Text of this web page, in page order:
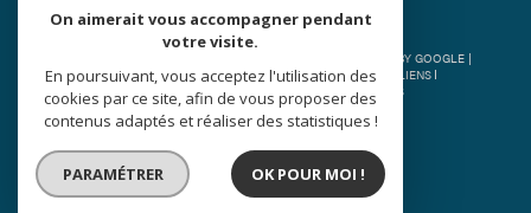
© 2026 | TOUS DROITS RÉSERVÉS | TRADUCTION POWERED BY GOOGLE |
PLAN DU SITE
MENTIONS LÉGALES ADMIN
NOS LIENS
NOS HONORAIRES
COOKIES
On aimerait vous accompagner pendant
votre visite.
En poursuivant, vous acceptez l'utilisation des
cookies par ce site, afin de vous proposer des
contenus adaptés et réaliser des statistiques !
PARAMÉTRER OK POUR MOI !